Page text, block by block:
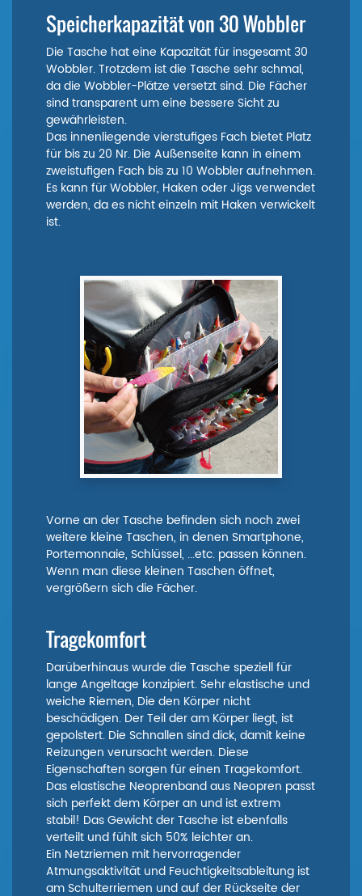
Speicherkapazität von 30 Wobbler
Die Tasche hat eine Kapazität für insgesamt 30
Wobbler. Trotzdem ist die Tasche sehr schmal,
da die Wobbler-Plätze versetzt sind. Die Fächer
sind transparent um eine bessere Sicht zu
gewährleisten.
Das innenliegende vierstufiges Fach bietet Platz
für bis zu 20 Nr. Die Außenseite kann in einem
zweistufigen Fach bis zu 10 Wobbler aufnehmen.
Es kann für Wobbler, Haken oder Jigs verwendet
werden, da es nicht einzeln mit Haken verwickelt
ist.
Vorne an der Tasche befinden sich noch zwei
weitere kleine Taschen, in denen Smartphone,
Portemonnaie, Schlüssel, ...etc. passen können.
Wenn man diese kleinen Taschen öffnet,
vergrößern sich die Fächer.
Tragekomfort
Darüberhinaus wurde die Tasche speziell für
lange Angeltage konzipiert. Sehr elastische und
weiche Riemen, Die den Körper nicht
beschädigen. Der Teil der am Körper liegt, ist
gepolstert. Die Schnallen sind dick, damit keine
Reizungen verursacht werden. Diese
Eigenschaften sorgen für einen Tragekomfort.
Das elastische Neoprenband aus Neopren passt
sich perfekt dem Körper an und ist extrem
stabil! Das Gewicht der Tasche ist ebenfalls
verteilt und fühlt sich 50% leichter an.
Ein Netzriemen mit hervorragender
Atmungsaktivität und Feuchtigkeitsableitung ist
am Schulterriemen und auf der Rückseite der